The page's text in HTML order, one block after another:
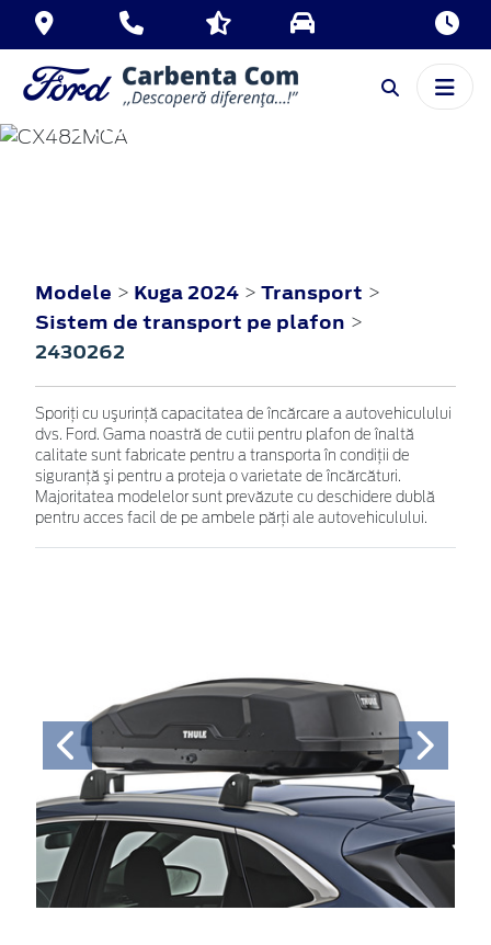
KUGA
Modele > Kuga 2024 > Transport >
Sistem de transport pe plafon >
2430262
Sporiţi cu uşurinţă capacitatea de încărcare a autovehiculului
dvs. Ford. Gama noastră de cutii pentru plafon de înaltă
calitate sunt fabricate pentru a transporta în condiţii de
siguranţă şi pentru a proteja o varietate de încărcături.
Majoritatea modelelor sunt prevăzute cu deschidere dublă
pentru acces facil de pe ambele părţi ale autovehiculului.